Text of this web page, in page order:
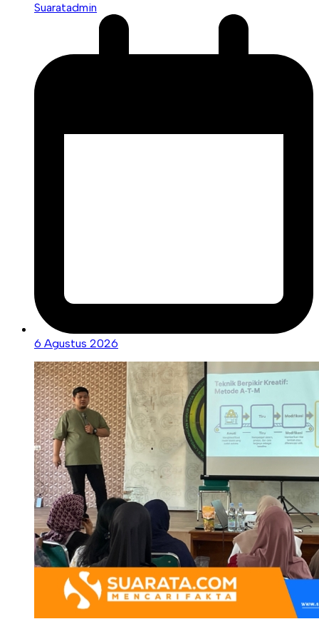
Suaratadmin
6 Agustus 2026